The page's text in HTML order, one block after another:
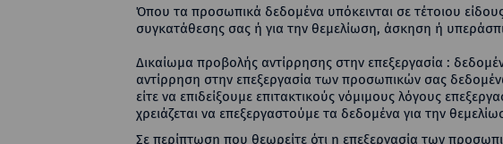
Όπου τα προσωπικά δεδομένα υπόκεινται σε τέτοιου
συγκατάθεσης σας ή για την θεμελίωση, άσκηση ή
Δικαίωμα προβολής αντίρρησης στην επεξεργασία :
αντίρρηση στην επεξεργασία των προσωπικών σας
είτε να επιδείξουμε επιτακτικούς νόμιμους λόγους
χρειάζεται να επεξεργαστούμε τα δεδομένα για την
Σε περίπτωση που θεωρείτε ότι η επεξεργασία των